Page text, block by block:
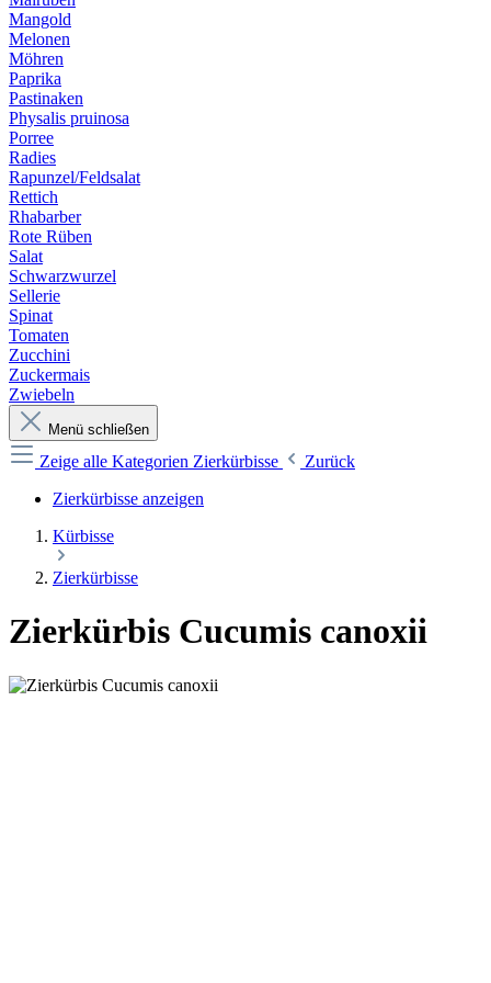
Mangold
Melonen
Möhren
Paprika
Pastinaken
Physalis pruinosa
Porree
Radies
Rapunzel/Feldsalat
Rettich
Rhabarber
Rote Rüben
Salat
Schwarzwurzel
Sellerie
Spinat
Tomaten
Zucchini
Zuckermais
Zwiebeln
Menü schließen
Zeige alle Kategorien Zierkürbisse
Zurück
Zierkürbisse anzeigen
Kürbisse
Zierkürbisse
Zierkürbis Cucumis canoxii